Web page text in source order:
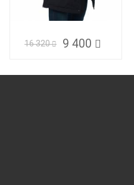
16 320 9 400